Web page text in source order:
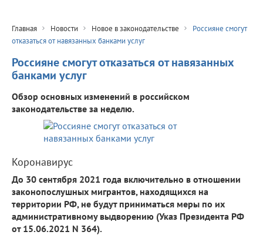
Главная Новости Новое в законодательстве
Россияне смогут
отказаться от навязанных банками услуг
Россияне смогут отказаться от навязанных
банками услуг
Обзор основных изменений в российском
законодательстве за неделю.
Коронавирус
До 30 сентября 2021 года включительно в отношении
законопослушных мигрантов, находящихся на
территории РФ, не будут приниматься меры по их
административному выдворению (Указ Президента РФ
от 15.06.2021 N 364).